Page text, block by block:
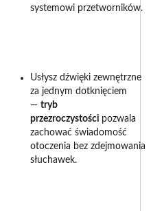
systemowi przetworników.
Usłysz dźwięki zewnętrzne
za jednym dotknięciem
— tryb
przezroczystości pozwala
zachować świadomość
otoczenia bez zdejmowania
słuchawek.